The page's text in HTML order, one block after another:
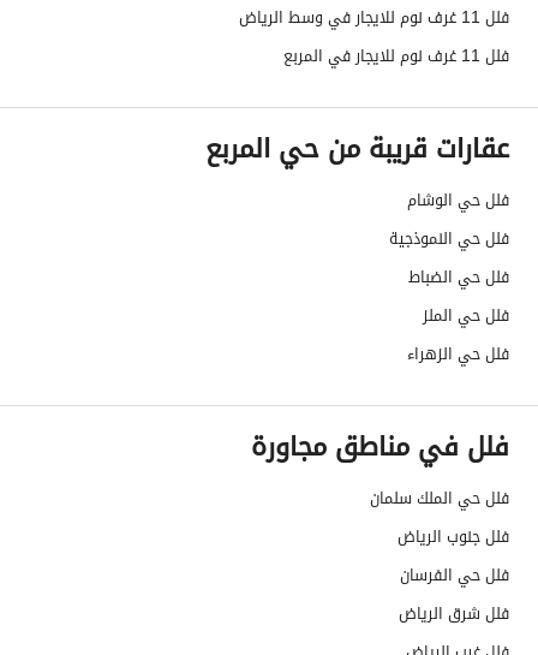
صرف صحي
نعم
تفاصيل اضافية
عمر العقار
عشر سنوات
عرض الشارع
رقم المخطط
رقم صك الملكية
حدود واطوال العقار
-
الضمانات والمدة
قنوات الاعلان
هل يوجد اي التزام على
العقار ؟
فلل 11 غرف نوم للايجار في وسط الرياض
فلل 11 غرف نوم للايجار في المربع
عقارات قريبة من حي المربع
فلل حي الوشام
فلل حي النموذجية
فلل حي الضباط
فلل حي الملز
فلل حي الزهراء
فلل في مناطق مجاورة
فلل حي الملك سلمان
فلل جنوب الرياض
فلل حي الفرسان
فلل شرق الرياض